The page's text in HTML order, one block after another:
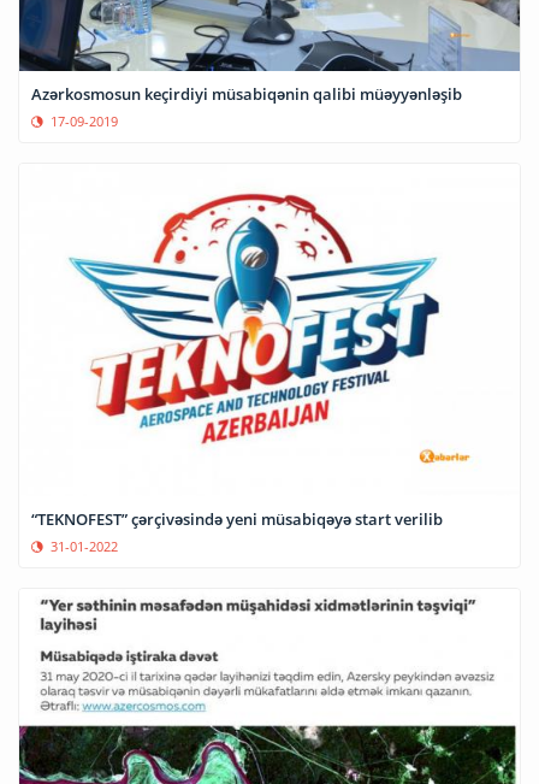
Azərkosmosun keçirdiyi müsabiqənin qalibi müəyyənləşib
17-09-2019
“TEKNOFEST” çərçivəsində yeni müsabiqəyə start verilib
31-01-2022